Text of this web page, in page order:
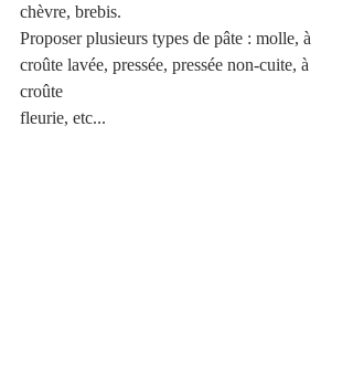
chèvre, brebis.
Proposer plusieurs types de pâte : molle, à
croûte lavée, pressée, pressée non-cuite, à
croûte
fleurie, etc...